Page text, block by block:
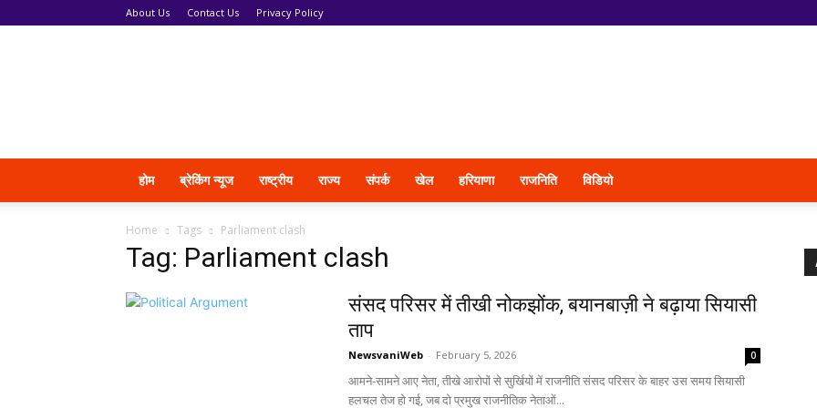
About Us Contact Us Privacy Policy
होम ब्रेकिंग न्यूज राष्ट्रीय राज्य संपर्क खेल हरियाणा राजनिति विडियो
Home Tags Parliament clash
Tag: Parliament clash
संसद परिसर में तीखी नोकझोंक, बयानबाज़ी ने बढ़ाया सियासी
ताप
NewsvaniWeb - February 5, 2026 0
आमने-सामने आए नेता, तीखे आरोपों से सुर्खियों में राजनीति संसद परिसर के बाहर उस समय सियासी
हलचल तेज हो गई, जब दो प्रमुख राजनीतिक नेताओं...